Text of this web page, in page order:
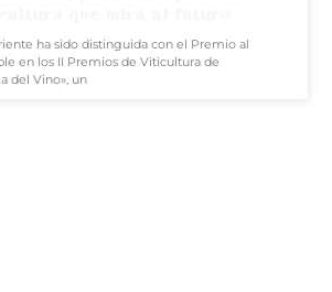
ha sido distinguida con el Premio al
en los II Premios de Viticultura de
del Vino», un